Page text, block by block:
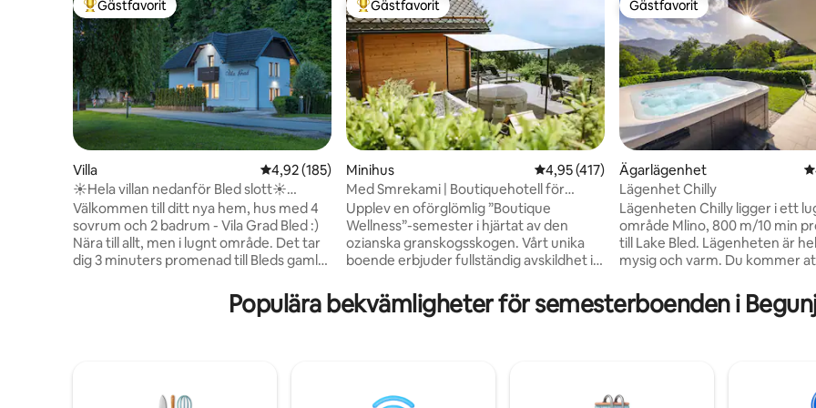
Populär gästfavorit
Gästfavorit
Villa 4,92 av 5 i genomsnittligt betyg, 185 omdömen
4,92 (185)
☀Hela villan nedanför Bled slott☀
freeBikes & bastu
Välkommen till ditt nya hem, hus med 4
sovrum och 2 badrum - Vila Grad Bled :)
Nära till allt, men i lugnt område. Det tar
dig 3 minuters promenad till Bleds gamla
Bledsjön och några minuters promenad
till Bleds slott. Det finns några cyklar som
parkeringsplatser. Korsa bara vägen och
Populär gästfavorit
Gästfavorit
Minihus 4,95 av 5 i genomsnittligt betyg, 417
4,95 (417)
Med Smrekami | Boutiquehotell för
wellness och spa
Upplev en oförglömlig ”Boutique
Wellness”-semester i hjärtat av den
ozianska granskogsskogen. Vårt unika
boende erbjuder fullständig avskildhet i
trästuga med panoramautsikt, en
förstklassig massagestol och en
den orörda naturen. Perfekt för par som
Gästfavorit
Gästfavorit
Ägarlägenhet
Lägenhet Chilly
Lägenheten Chilly ligger i ett
område Mlino, 800 m/10 min
till Lake Bled. Lägenheten är
mysig och varm. Du kommer
terrassen. På trädgården
ha din egen privata bubbelpool
vackra solnedgångar och
Vårt boende passar bra för par,
Populära bekvämligheter för semesterboenden i